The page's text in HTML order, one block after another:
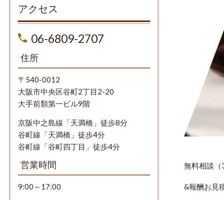
無料相談（
&報酬お見
アクセス
06-6809-2707
住所
〒540-0012
大阪市中央区谷町2丁目2-20
大手前類第一ビル9階
京阪中之島線「天満橋」徒歩8分
谷町線「天満橋」徒歩4分
谷町線「谷町四丁目」徒歩4分
営業時間
9:00～17:00